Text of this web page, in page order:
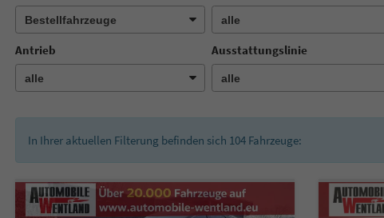
Antrieb Ausstattungslinie
In Ihrer aktuellen Filterung befinden sich 104Fahrzeuge: